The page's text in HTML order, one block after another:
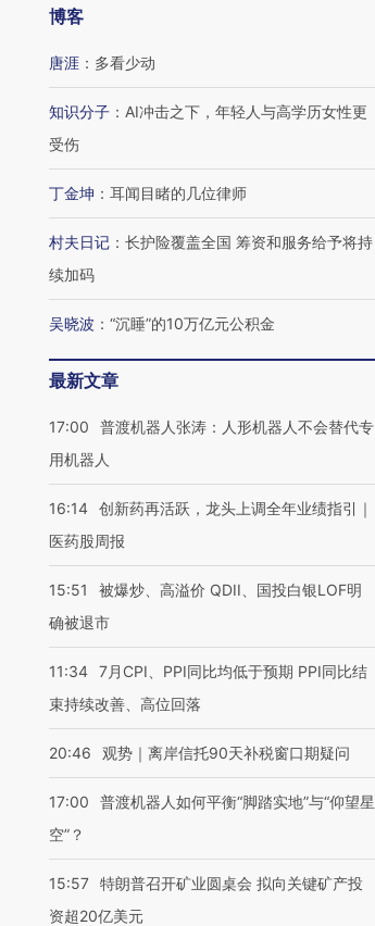
飞地休达
【推广】走进第四届链博
会，让数智科技“链”接产
博客
唐涯 ： 多看少动
知识分子 ： AI冲击之下，年轻人与高学历女性更
受伤
丁金坤 ： 耳闻目睹的几位律师
村夫日记 ： 长护险覆盖全国 筹资和服务给予将持
续加码
吴晓波 ： “沉睡”的10万亿元公积金
最新文章
17:00
普渡机器人张涛：人形机器人不会替代专
用机器人
16:14 创新药再活跃，龙头上调全年业绩指引｜
医药股周报
15:51
被爆炒、高溢价 QDII、国投白银LOF明
确被退市
11:34 7月CPI、PPI同比均低于预期 PPI同比结
束持续改善、高位回落
20:46 观势｜离岸信托90天补税窗口期疑问
17:00
普渡机器人如何平衡“脚踏实地”与“仰望星
空”？
15:57 特朗普召开矿业圆桌会 拟向关键矿产投
资超20亿美元